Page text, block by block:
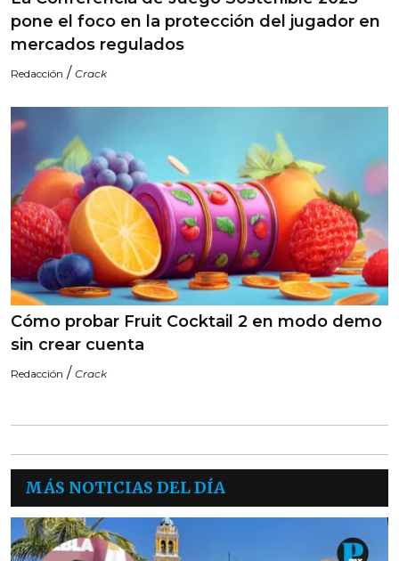
pone el foco en la protección del jugador en
mercados regulados
Redacción / Crack
Cómo probar Fruit Cocktail 2 en modo demo
sin crear cuenta
Redacción / Crack
MÁS NOTICIAS DEL DÍA